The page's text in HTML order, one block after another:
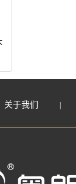
关于我们